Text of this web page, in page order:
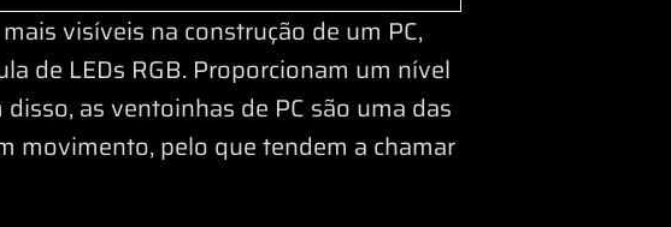
visíveis na construção de um PC,
de LEDs RGB. Proporcionam um nível
as ventoinhas de PC são uma das
movimento, pelo que tendem a chamar